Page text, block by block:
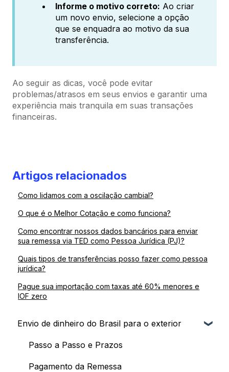
Informe o motivo correto: Ao criar
um novo envio, selecione a opção
que se enquadra ao motivo da sua
transferência.
Ao seguir as dicas, você pode evitar
problemas/atrasos em seus envios e garantir uma
experiência mais tranquila em suas transações
financeiras.
Artigos relacionados
Como lidamos com a oscilação cambial?
O que é o Melhor Cotação e como funciona?
Como encontrar nossos dados bancários para enviar
sua remessa via TED como Pessoa Jurídica (PJ)?
Quais tipos de transferências posso fazer como pessoa
jurídica?
Pague sua importação com taxas até 60% menores e
IOF zero
Envio de dinheiro do Brasil para o exterior
Passo a Passo e Prazos
Pagamento da Remessa